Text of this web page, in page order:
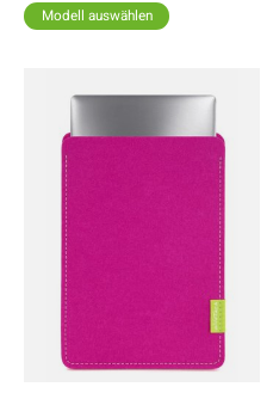
Modell auswählen